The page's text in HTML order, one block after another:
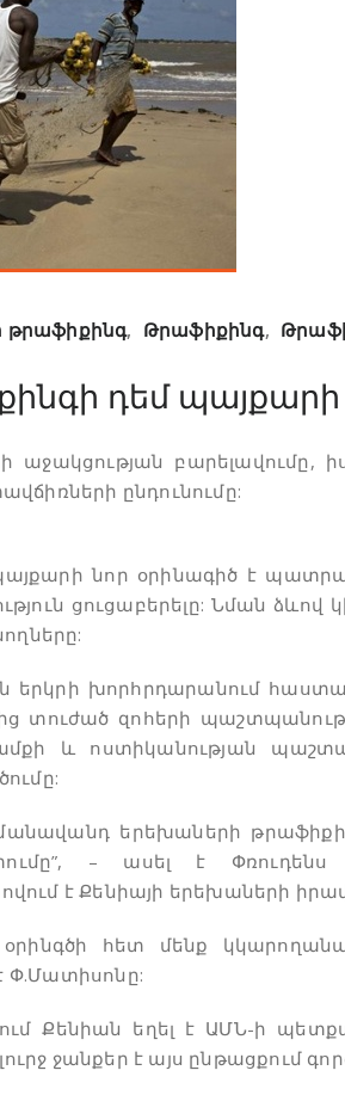
թրաֆիքինգ, Թրաֆիքինգ,
դեմ
աջակցության
ընդունումը:
նոր օրինագիծ է
ցուցաբերելը: Նման
երկրի խորհրդարանում
տուժած զոհերի
և ոստիկանության
երեխաների
– ասել է
է Քենիայի երեխաների
հետ մենք
Փ.Մատիսոնը:
Քենիան եղել է ԱՄՆ-ի
ջանքեր է այս ընթացքում